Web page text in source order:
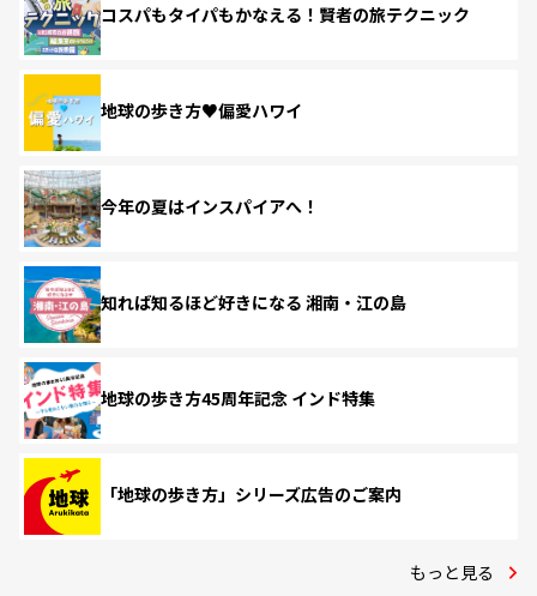
コスパもタイパもかなえる！賢者の旅テクニック
地球の歩き方♥偏愛ハワイ
今年の夏はインスパイアへ！
知れば知るほど好きになる 湘南・江の島
地球の歩き方45周年記念 インド特集
「地球の歩き方」シリーズ広告のご案内
もっと見る